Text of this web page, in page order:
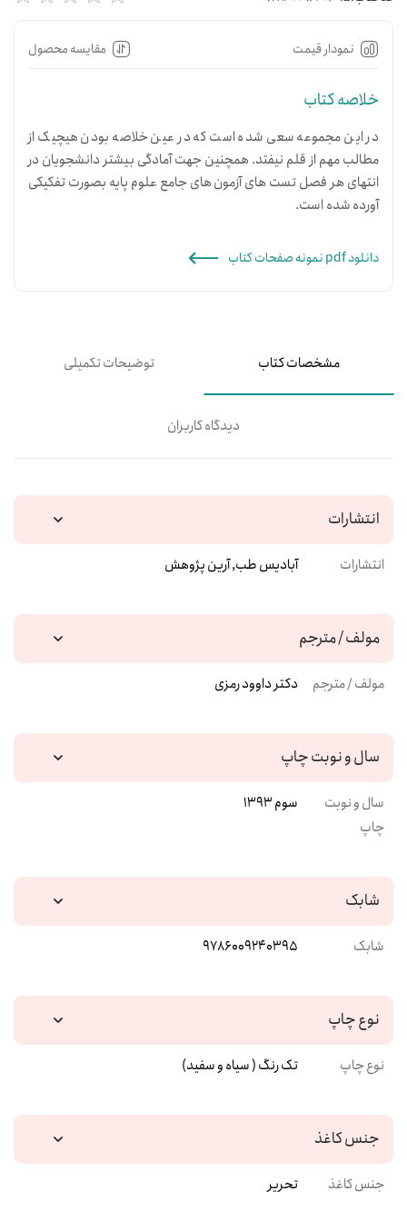
نمودار قیمت مقایسه محصول
خلاصه کتاب
در این مجموعه سعی شده است که در عین خلاصه بودن هیچیک از
مطالب مهم از قلم نیفتد. همچنین جهت آمادگی بیشتر دانشجویان در
انتهای هر فصل تست های آزمون های جامع علوم پایه بصورت تفکیکی
آورده شده است.
دانلود pdf نمونه صفحات کتاب
مشخصات کتاب توضیحات تکمیلی
دیدگاه کاربران
انتشارات
انتشارات آبادیس طب, آرین پژوهش
مولف / مترجم
مولف / مترجم دکتر داوود رمزی
سال و نوبت چاپ
سال و نوبت
چاپ
سوم 1393
شابک
شابک 9786009240395
نوع چاپ
نوع چاپ تک رنگ ( سیاه و سفید)
جنس کاغذ
جنس کاغذ تحریر